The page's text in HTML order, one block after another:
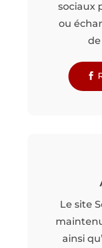
sociaux
ou
Le site
ainsi